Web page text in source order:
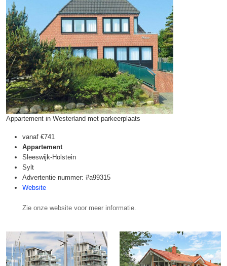
Appartement in Westerland met parkeerplaats
vanaf €741
Appartement
Sleeswijk-Holstein
Sylt
Advertentie nummer: #a99315
Website
Zie onze website voor meer informatie.